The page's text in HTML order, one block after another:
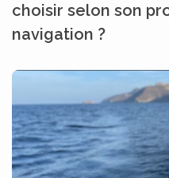
choisir selon son
navigation ?